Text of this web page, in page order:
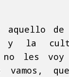
aquello de
y la
no les